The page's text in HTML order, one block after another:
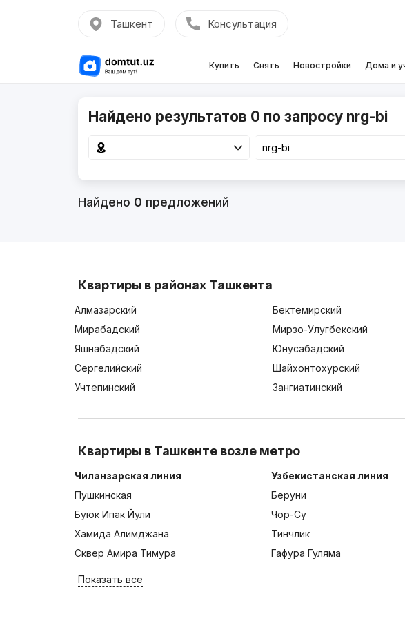
Ташкент Консультация
Купить Снять Новостройки Дома и
Найдено результатов 0 по запросу nrg-bi
Найдено 0 предложений
Квартиры в районах Ташкента
Алмазарский Бектемирский
Мирабадский
Мирзо-Улугбекский
Яшнабадский
Юнусабадский
Сергелийский
Шайхонтохурский
Учтепинский
Зангиатинский
Квартиры в Ташкенте возле метро
Чиланзарская линия
Пушкинская
Буюк Ипак Йули
Хамида Алимджана
Сквер Амира Тимура
Узбекистанская линия
Беруни
Чор-Су
Тинчлик
Гафура Гуляма
Показать все